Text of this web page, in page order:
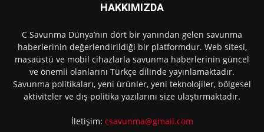
HAKKIMIZDA
C Savunma Dünya’nın dört bir yanından gelen savunma
haberlerinin değerlendirildiği bir platformdur. Web sitesi,
masaüstü ve mobil cihazlarla savunma haberlerinin güncel
ve önemli olanlarını Türkçe dilinde yayınlamaktadır.
Savunma politikaları, yeni ürünler, yeni teknolojiler, bölgesel
aktiviteler ve dış politika yazılarını size ulaştırmaktadır.
İletişim: csavunma@gmail.com